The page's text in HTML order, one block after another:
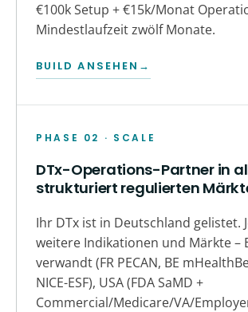
€100k Setup + €15k/Monat
Mindestlaufzeit zwölf Monate.
BUILD ANSEHEN →
PHASE 02 · SCALE
DTx-Operations-Partner in
strukturiert regulierten
Ihr DTx ist in Deutschland gelistet.
weitere Indikationen und Märkte –
verwandt (FR PECAN, BE
NICE-ESF), USA (FDA SaMD +
Commercial/Medicare/VA/